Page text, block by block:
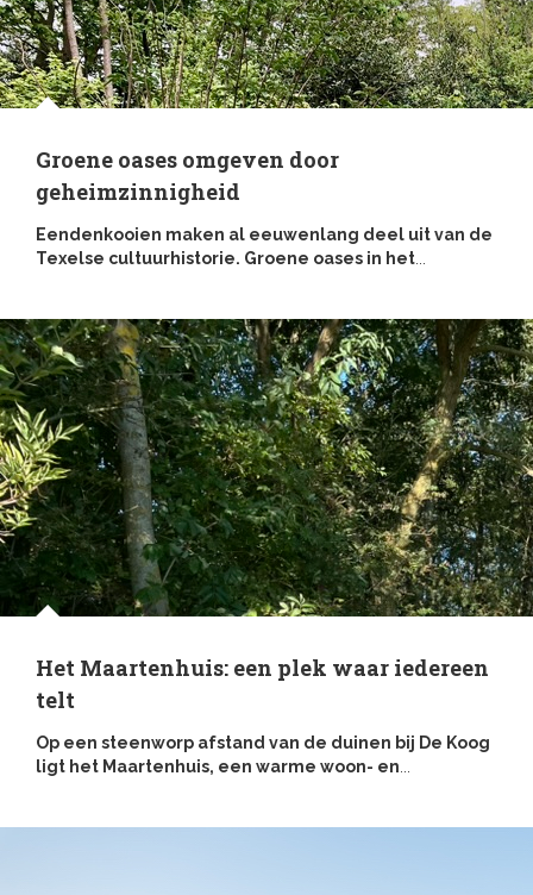
Groene oases omgeven door
geheimzinnigheid
Eendenkooien maken al eeuwenlang deel uit van de
Texelse cultuurhistorie. Groene oases in het
Het Maartenhuis: een plek waar iedereen
telt
Op een steenworp afstand van de duinen bij De Koog
ligt het Maartenhuis, een warme woon- en